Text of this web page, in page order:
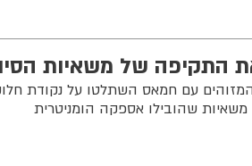
התקיפה של משאיות
עם חמאס השתלטו על נקודת
שהובילו אספקה הומניטרית